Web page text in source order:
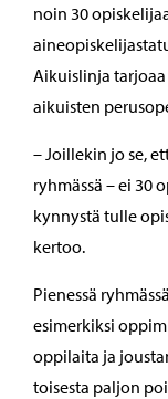
noin 30
Aikuislinja
aikuisten
– Joillekin jo se,
ryhmässä – ei 30
kynnystä tulle
kertoo.
Pienessä
esimerkiksi
oppilaita ja
toisesta paljon